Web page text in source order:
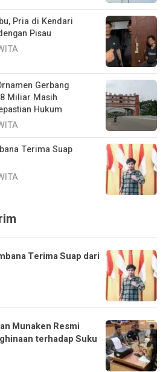
Pria di Kendari
Pisau
Gerbang
Miliar Masih
Hukum
Terima Suap
Terima Suap dari
Munaken Resmi
terhadap Suku